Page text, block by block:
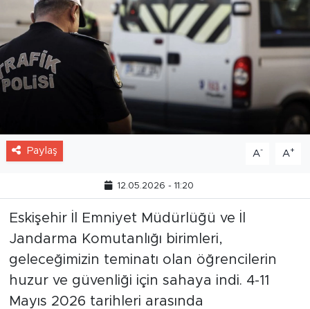
Paylaş A- A+
12.05.2026 - 11:20
Eskişehir İl Emniyet Müdürlüğü ve İl
Jandarma Komutanlığı birimleri,
geleceğimizin teminatı olan öğrencilerin
huzur ve güvenliği için sahaya indi. 4-11
Mayıs 2026 tarihleri arasında